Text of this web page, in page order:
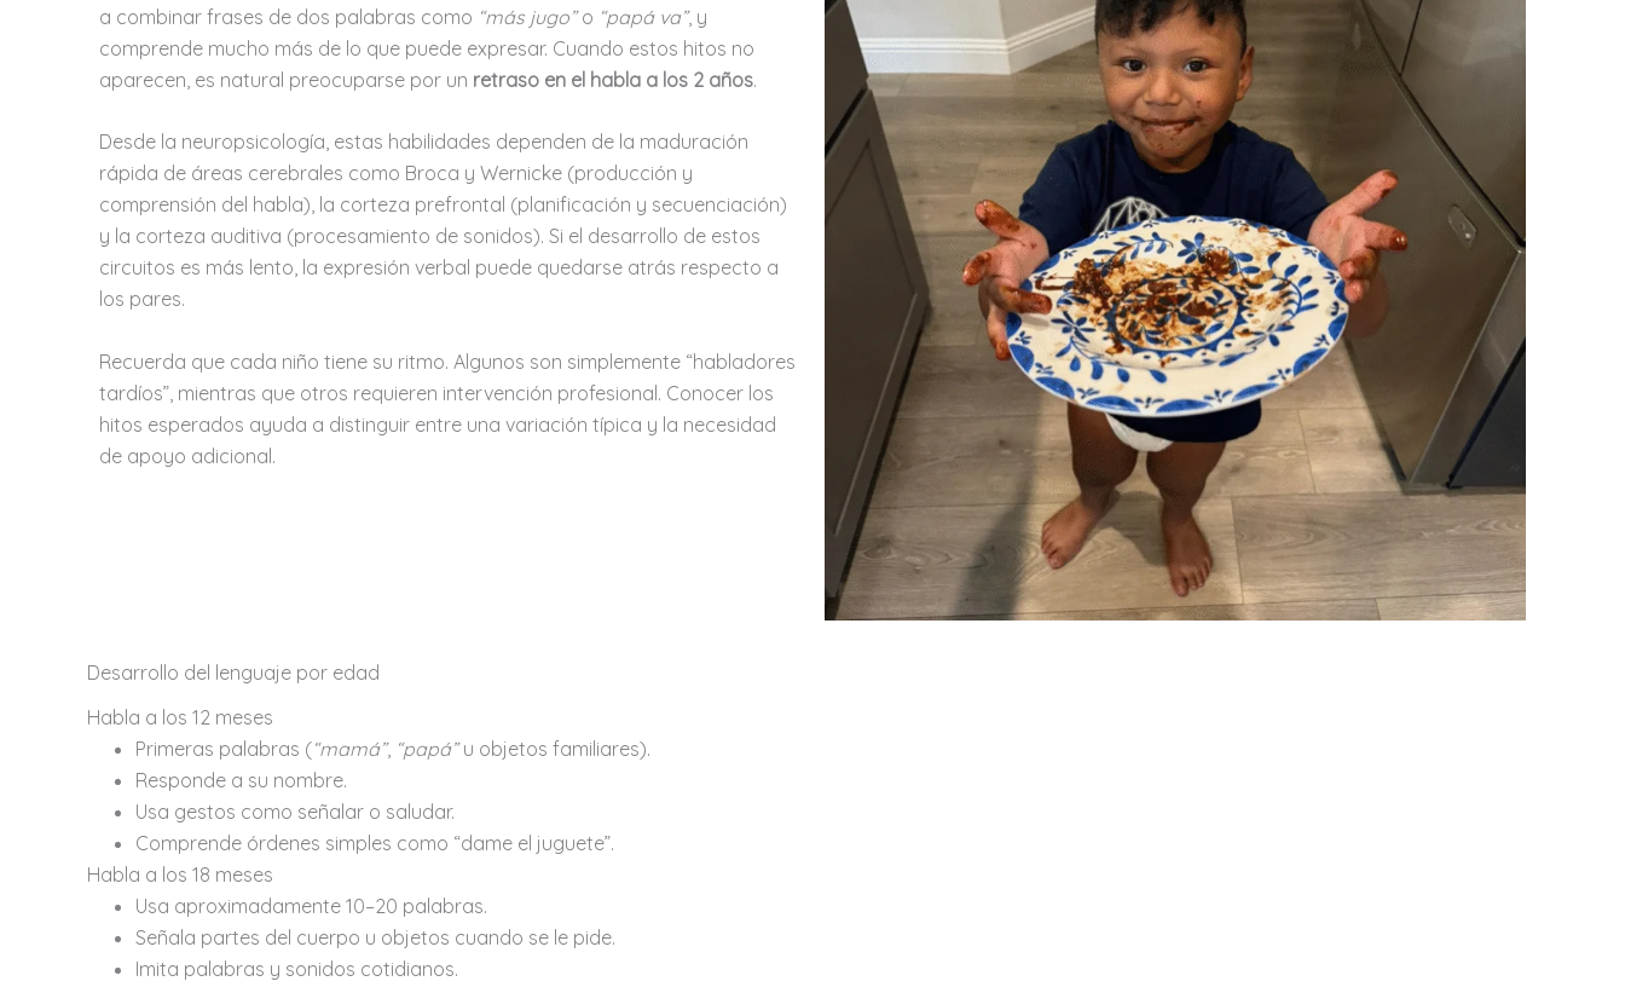
a combinar frases de dos palabras como “más jugo”o “papá va”, y
comprende mucho más de lo que puede expresar. Cuando estos hitos no
aparecen, es natural preocuparse por un retraso en el habla a los 2 años.
Desde la neuropsicología, estas habilidades dependen de la maduración
rápida de áreas cerebrales como Broca y Wernicke (producción y
comprensión del habla), la corteza prefrontal (planificación y secuenciación)
y la corteza auditiva (procesamiento de sonidos). Si el desarrollo de estos
circuitos es más lento, la expresión verbal puede quedarse atrás respecto a
los pares.
Recuerda que cada niño tiene su ritmo. Algunos son simplemente “habladores
tardíos”, mientras que otros requieren intervención profesional. Conocer los
hitos esperados ayuda a distinguir entre una variación típica y la necesidad
de apoyo adicional.
Desarrollo del lenguaje por edad
Habla a los 12 meses
Primeras palabras (“mamá”, “papá”u objetos familiares).
Responde a su nombre.
Usa gestos como señalar o saludar.
Comprende órdenes simples como “dame el juguete”.
Habla a los 18 meses
Usa aproximadamente 10–20 palabras.
Señala partes del cuerpo u objetos cuando se le pide.
Imita palabras y sonidos cotidianos.